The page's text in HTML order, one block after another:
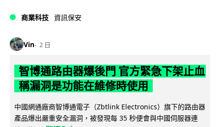
商業科技 資訊保安
Vin 2 日
智博通路由器爆後門 官方緊急下架止血
稱漏洞是功能在維修時使用
中國網通廠商智博通電子（Zbtlink Electronics）旗下的路由器
產品爆出嚴重安全漏洞，被發現每 35 秒便會與中國伺服器連